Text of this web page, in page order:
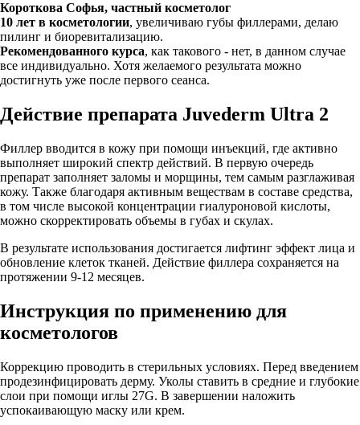
Короткова Софья, частный косметолог
10 лет в косметологии, увеличиваю губы филлерами, делаю
пилинг и биоревитализацию.
Рекомендованного курса, как такового - нет, в данном случае
все индивидуально. Хотя желаемого результата можно
достигнуть уже после первого сеанса.
Действие препарата Juvederm Ultra 2
Филлер вводится в кожу при помощи инъекций, где активно
выполняет широкий спектр действий. В первую очередь
препарат заполняет заломы и морщины, тем самым разглаживая
кожу. Также благодаря активным веществам в составе средства,
в том числе высокой концентрации гиалуроновой кислоты,
можно скорректировать объемы в губах и скулах.
В результате использования достигается лифтинг эффект лица и
обновление клеток тканей. Действие филлера сохраняется на
протяжении 9-12 месяцев.
Инструкция по применению для
косметологов
Коррекцию проводить в стерильных условиях. Перед введением
продезинфицировать дерму. Уколы ставить в средние и глубокие
слои при помощи иглы 27G. В завершении наложить
успокаивающую маску или крем.